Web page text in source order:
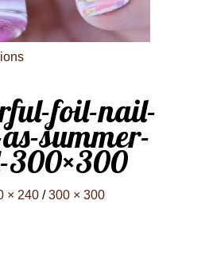
foil-nail-
summer-
300×300
× 240 / 300 × 300